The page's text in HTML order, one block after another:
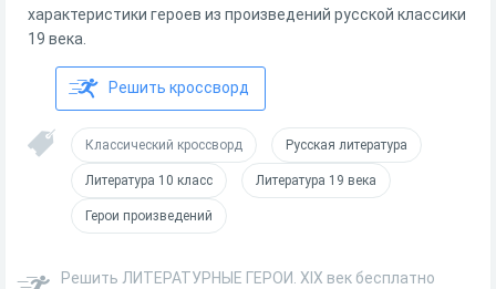
характеристики героев из произведений русской классики
19 века.
Решить кроссворд
Классический кроссворд Русская литература
Литература 10 класс Литература 19 века
Герои произведений
Решить ЛИТЕРАТУРНЫЕ ГЕРОИ. XIX век бесплатно